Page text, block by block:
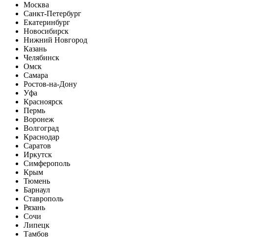
Москва
Санкт-Петербург
Екатеринбург
Новосибирск
Нижний Новгород
Казань
Челябинск
Омск
Самара
Ростов-на-Дону
Уфа
Красноярск
Пермь
Воронеж
Волгоград
Краснодар
Саратов
Иркутск
Симферополь
Крым
Тюмень
Барнаул
Ставрополь
Рязань
Сочи
Липецк
Тамбов